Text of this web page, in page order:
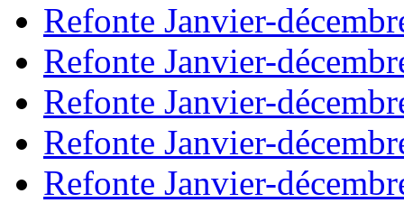
Refonte Janvier-
Refonte Janvier-
Refonte Janvier-
Refonte Janvier-
Refonte Janvier-